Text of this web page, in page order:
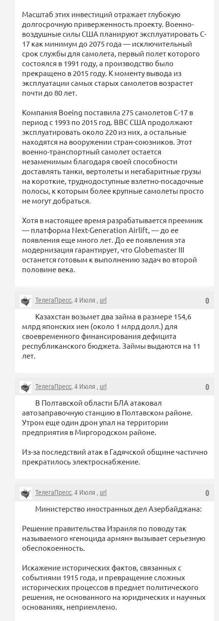
Масштаб этих инвестиций отражает глубокую
долгосрочную приверженность проекту. Военно-
воздушные силы США планируют эксплуатировать C-
17 как минимум до 2075 года — исключительный
срок службы для самолета, первый полет которого
состоялся в 1991 году, а производство было
прекращено в 2015 году. К моменту вывода из
эксплуатации самых старых самолетов возрастет
почти до 80 лет.
Компания Boeing поставила 275 самолетов C-17 в
период с 1993 по 2015 год. ВВС США продолжают
эксплуатировать около 220 из них, а остальные
находятся на вооружении стран-союзников. Этот
военно-транспортный самолет остается
незаменимым благодаря своей способности
доставлять танки, вертолеты и негабаритные грузы
на короткие, труднодоступные взлетно-посадочные
полосы, к которым более крупные самолеты просто
не могут добраться.
Хотя в настоящее время разрабатывается преемник
— платформа Next-Generation Airlift, — до ее
появления еще много лет. До ее появления эта
модернизация гарантирует, что Globemaster III
останется готовым к выполнению задач во второй
половине века.
0
ТелегаПресс, 4 Июля , url
Казахстан возьмет два займа в размере 154,6
млрд японских иен (около 1 млрд долл.) для
своевременного финансирования дефицита
республиканского бюджета. Займы выдаются на 11
лет.
0
ТелегаПресс, 4 Июля , url
В Полтавской области БЛА атаковал
автозаправочную станцию в Полтавском районе.
Утром еще один дрон упал на территории
предприятия в Миргородском районе.
Из-за последствий атак в Гадячской общине частично
прекратилось электроснабжение.
0
ТелегаПресс, 4 Июля , url
Министерство иностранных дел Азербайджана:
Решение правительства Израиля по поводу так
называемого «геноцида армян» вызывает серьезную
обеспокоенность.
Искажение исторических фактов, связанных с
событиями 1915 года, и превращение сложных
исторических процессов в предмет политического
решения, не основанного на юридических и научных
основаниях, неприемлемо.